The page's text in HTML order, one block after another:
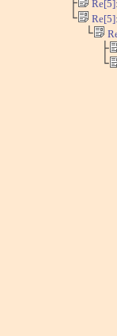
└
└
├
└